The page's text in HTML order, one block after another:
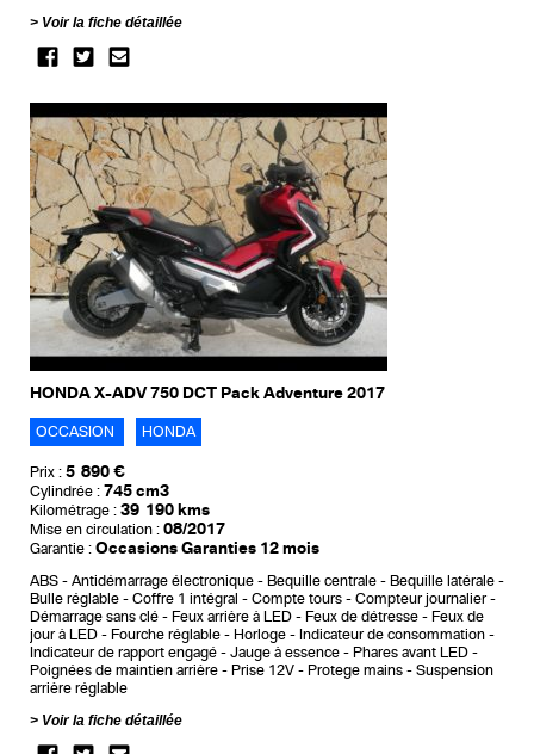
Voir la fiche détaillée
HONDA X-ADV 750 DCT Pack Adventure 2017
OCCASION HONDA
Prix : 5 890 €
Cylindrée : 745 cm3
Kilométrage : 39 190 kms
Mise en circulation : 08/2017
Garantie : Occasions Garanties 12 mois
ABS Antidémarrage électronique Bequille centrale
Bequille latérale
Bulle réglable
Coffre 1 intégral Compte tours
Compteur journalier
Démarrage sans clé
Feux arrière à LED Feux de détresse
Feux de
jour à LED
Fourche réglable Horloge
Indicateur de consommation
Indicateur de rapport engagé
Jauge à essence
Phares avant LED
Poignées de maintien arrière
Prise 12V Protege mains
Suspension
arrière réglable
Voir la fiche détaillée